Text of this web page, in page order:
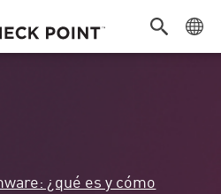
¿qué es y cómo